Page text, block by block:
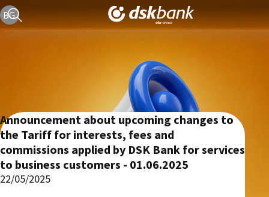
Current language version is English
BG
Announcement about upcoming changes to
the Tariff for interests, fees and
commissions applied by DSK Bank for services
to business customers - 01.06.2025
22/05/2025